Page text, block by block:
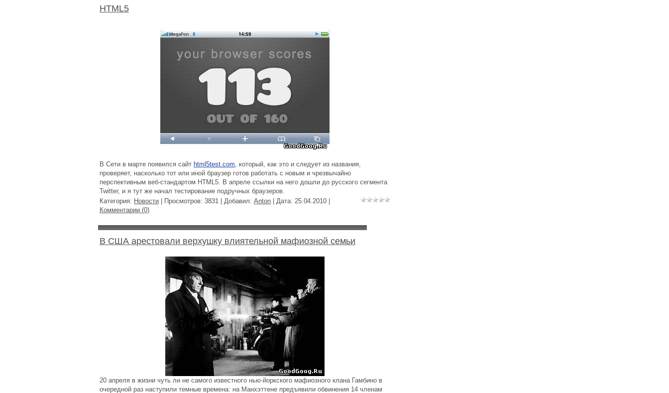
HTML5
В Сети в марте появился сайт html5test.com, который, как это и следует из названия,
проверяет, насколько тот или иной браузер готов работать с новым и чрезвычайно
перспективным веб-стандартом HTML5. В апреле ссылки на него дошли до русского сегмента
Twitter, и я тут же начал тестирование подручных браузеров.
Категория: Новости | Просмотров: 3831 | Добавил: Anton | Дата: 25.04.2010
Комментарии (0)
В США арестовали верхушку влиятельной мафиозной семьи
20 апреля в жизни чуть ли не самого известного нью-йоркского мафиозного клана Гамбино в
очередной раз наступили темные времена: на Манхэттене предъявили обвинения 14 членам